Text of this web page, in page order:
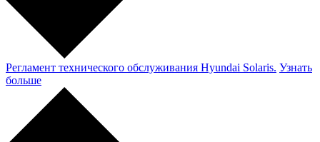
Регламент технического обслуживания Hyundai Solaris. Узнать
больше